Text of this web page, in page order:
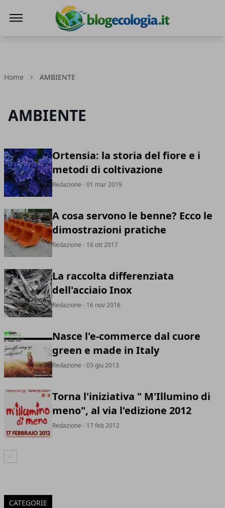
Home AMBIENTE
AMBIENTE
Ortensia: la storia del fiore e i
metodi di coltivazione
Redazione - 01 mar 2019
A cosa servono le benne? Ecco le
dimostrazioni pratiche
Redazione - 16 ott 2017
La raccolta differenziata
dell'acciaio Inox
Redazione - 16 nov 2016
Nasce l'e-commerce dal cuore
green e made in Italy
Redazione - 03 giu 2013
Torna l'iniziativa " M'Illumino di
meno", al via l'edizione 2012
Redazione - 17 feb 2012
Articolo Precedente
CATEGORIE